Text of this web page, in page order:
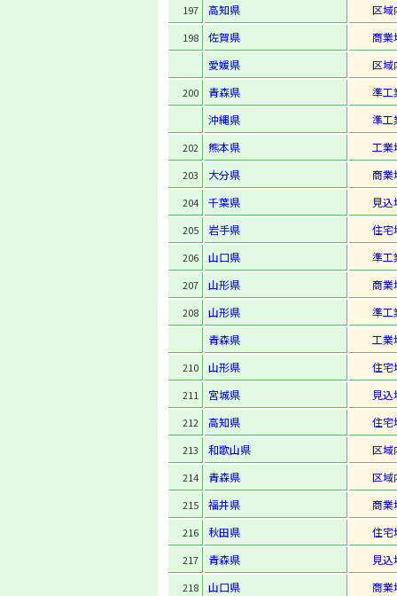
197 高知県 区域
198 佐賀県
商業
愛媛県
区域
200 青森県
準工
沖縄県
準工
202 熊本県 工業
203 大分県 商業
204 千葉県 見込
205 岩手県 住宅
206 山口県 準工
207 山形県 商業
208 山形県
準工
青森県
工業
210 山形県 住宅
211 宮城県 見込
212 高知県 住宅
213 和歌山県 区域
214 青森県 区域
215 福井県 商業
216 秋田県 住宅
217 青森県 見込
218 山口県 商業